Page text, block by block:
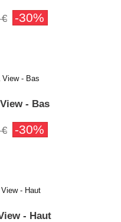
-30%
- Bas
-30%
- Haut